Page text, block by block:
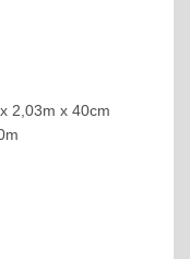
2,03m x 40cm